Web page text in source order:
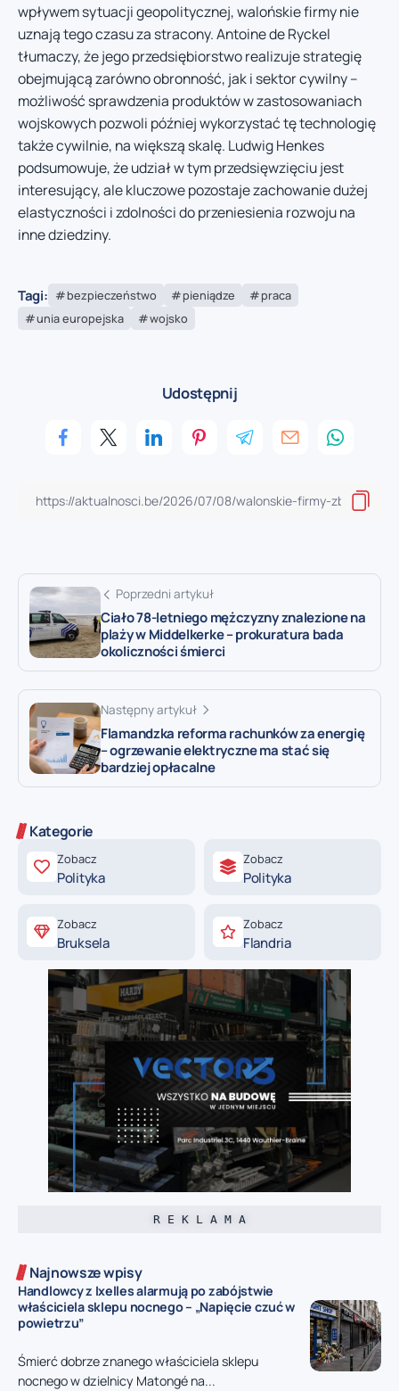
wpływem sytuacji geopolitycznej, walońskie firmy nie
uznają tego czasu za stracony. Antoine de Ryckel
tłumaczy, że jego przedsiębiorstwo realizuje strategię
obejmującą zarówno obronność, jak i sektor cywilny –
możliwość sprawdzenia produktów w zastosowaniach
wojskowych pozwoli później wykorzystać tę technologię
także cywilnie, na większą skalę. Ludwig Henkes
podsumowuje, że udział w tym przedsięwzięciu jest
interesujący, ale kluczowe pozostaje zachowanie dużej
elastyczności i zdolności do przeniesienia rozwoju na
inne dziedziny.
Tagi: bezpieczeństwo pieniądze
praca
unia europejska
wojsko
Udostępnij
Poprzedni artykuł
Ciało 78-letniego mężczyzny znalezione na
plaży w Middelkerke – prokuratura bada
okoliczności śmierci
Następny artykuł
Flamandzka reforma rachunków za energię
– ogrzewanie elektryczne ma stać się
bardziej opłacalne
Kategorie
Zobacz
Polityka
Zobacz
Polityka
Zobacz
Bruksela
Zobacz
Flandria
R E K L A M A
Najnowsze wpisy
Handlowcy z Ixelles alarmują po zabójstwie
właściciela sklepu nocnego – „Napięcie czuć w
powietrzu”
Śmierć dobrze znanego właściciela sklepu
nocnego w dzielnicy Matongé na...